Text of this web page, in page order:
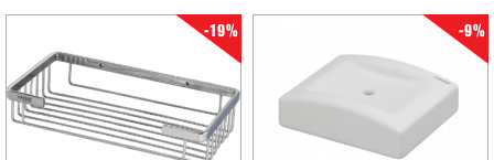
-19% -9%